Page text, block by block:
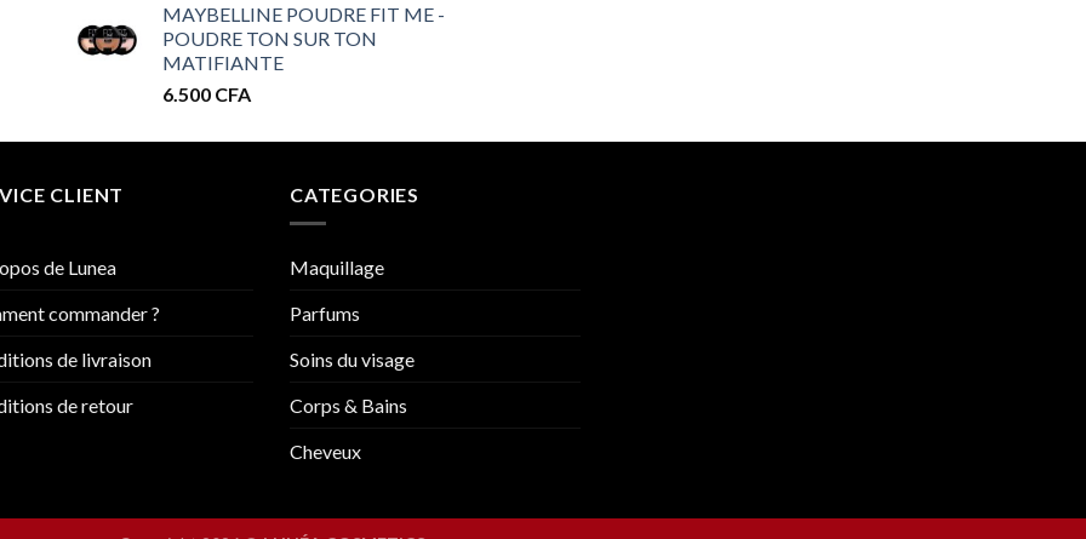
prix :
MAYBELLINE POUDRE FIT ME -
POUDRE TON SUR TON
MATIFIANTE
6.500 CFA
CLIENT
de Lunea
commander ?
de livraison
de retour
CATEGORIES
Maquillage
Parfums
Soins du visage
Corps & Bains
Cheveux